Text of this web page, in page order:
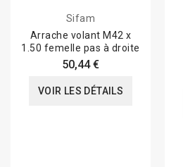
Sifam
Arrache volant M42 x
1.50 femelle pas à droite
50,44 €
VOIR LES DÉTAILS